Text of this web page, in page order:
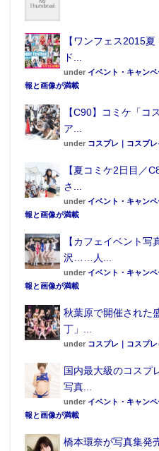
筋斗雲クッション
であるペットと一緒にフ
SNSへ写真投稿をされて
ら、ペットをより可愛ら
ような商品に仕上げたとい
ペットがコスプレ合わせ
共に楽しめることが増える
バンダイは今後もペティ
開していく予定だ。
【ワンフェス2015
ド...
under イベント・キャンペ
報と画像が満載
【C90】コミケ「コ
ア...
under コスプレ｜コスプ
【夏コミケ2日目／
さ...
under イベント・キャンペ
報と画像が満載
【カフェイベント
沢……人...
under イベント・キャンペ
報と画像が満載
秋葉原で開催された
丁」...
under コスプレ｜コスプ
国内最大級のコスプ
写真...
under イベント・キャンペ
報と画像が満載
橋本環奈が写真集発